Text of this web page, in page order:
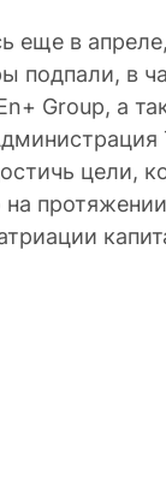
еще в
подпали, в
Group, а
цели,
на